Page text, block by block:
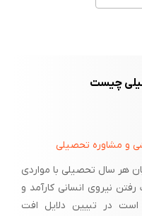
ایذه و بخصوص در درس
اصلی افت تحصیلی در
از این معضل را ارائه نمایند.
،
چیست
و مشاوره تحصیلی
هر سال تحصیلی با مواردی
نیروی انسانی کارآمد و
در تبیین دلایل افت